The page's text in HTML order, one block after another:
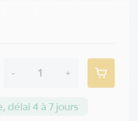
- +
délai 4 à 7 jours